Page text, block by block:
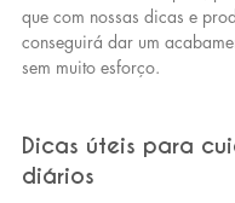
que com nossas dicas e
conseguirá dar um
sem muito esforço.
Dicas úteis para
diários